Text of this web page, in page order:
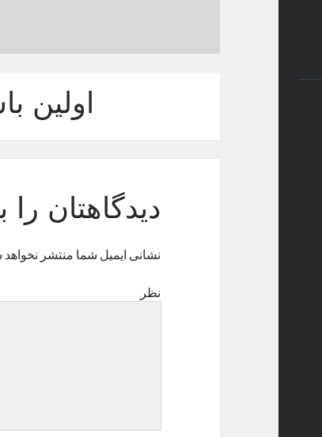
اولین
دیدگاهتان را
نشانی ایمیل شما منتشر
نظر